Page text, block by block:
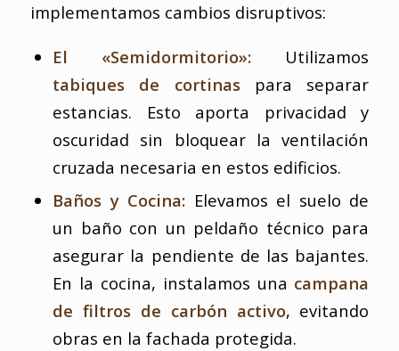
implementamos cambios disruptivos:
El «Semidormitorio»: Utilizamos
tabiques de cortinaspara separar
estancias. Esto aporta privacidad y
oscuridad sin bloquear la ventilación
cruzada necesaria en estos edificios.
Baños y Cocina: Elevamos el suelo de
un baño con un peldaño técnico para
asegurar la pendiente de las bajantes.
En la cocina, instalamos una campana
de filtros de carbón activo, evitando
obras en la fachada protegida.